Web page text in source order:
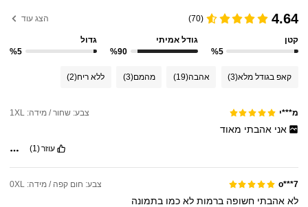
4.64
(70) הצג עוד
קטן
%5
גודל אמיתי
%90
גדול
%5
קאפ בגודל מלא(3) אהבה(19) מהמם(3) ללא ריח(2)
מ***י צבע: שחור / מידה: 1XL
אני אהבתי מאוד
עוזר(1)
o***7 צבע: חום קפה / מידה: 0XL
לאאהבתיחשופהברמותלאכמובתמונה